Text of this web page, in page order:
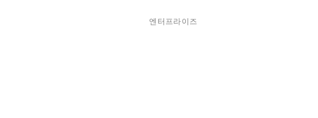
엔터프라이즈